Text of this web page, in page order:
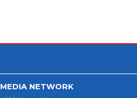
MEDIA NETWORK